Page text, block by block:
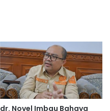
dr. Novel Imbau Bahaya